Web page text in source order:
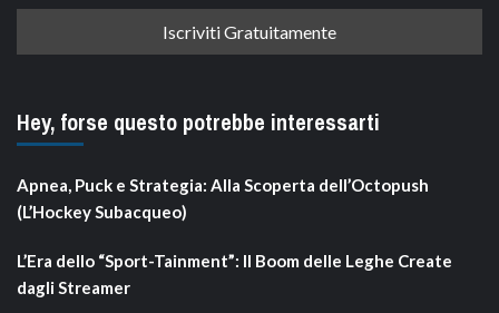
Hey, forse questo potrebbe interessarti
Apnea, Puck e Strategia: Alla Scoperta dell’Octopush
(L’Hockey Subacqueo)
L’Era dello “Sport-Tainment”: Il Boom delle Leghe Create
dagli Streamer